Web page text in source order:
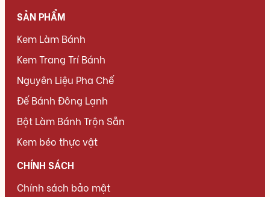
SẢN PHẨM
Kem Làm Bánh
Kem Trang Trí Bánh
Nguyên Liệu Pha Chế
Đế Bánh Đông Lạnh
Bột Làm Bánh Trộn Sẵn
Kem béo thực vật
CHÍNH SÁCH
Chính sách bảo mật